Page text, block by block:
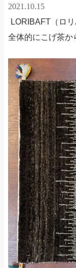
2021.10.15
LORIBAFT（ロ
全体的にこげ茶か